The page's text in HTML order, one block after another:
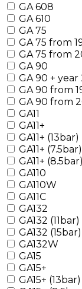
GA 608
GA 610
GA 75
GA 75 from
GA 75 from
GA 90
GA 90 + year
GA 90 from
GA 90 from
GA11
GA11+
GA11+ (13bar)
GA11+ (7.5bar)
GA11+ (8.5bar)
GA110
GA110W
GA11C
GA132
GA132 (11bar)
GA132 (15bar)
GA132W
GA15
GA15+
GA15+ (13bar)